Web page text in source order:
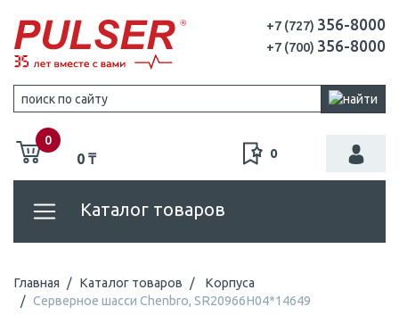
+7 (727) 356-8000
+7 (700) 356-8000
0
0 ₸ 0
Каталог товаров
Главная Каталог товаров
Корпуса
Серверное шасси Chenbro, SR20966H04*14649